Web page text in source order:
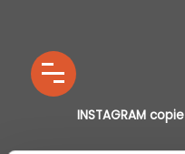
INSTAGRAM copie